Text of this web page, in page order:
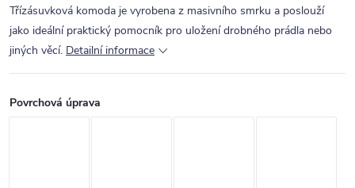
Třízásuvková komoda je vyrobena z masivního smrku a poslouží
jako ideální praktický pomocník pro uložení drobného prádla nebo
jiných věcí. Detailní informace
Povrchová úprava